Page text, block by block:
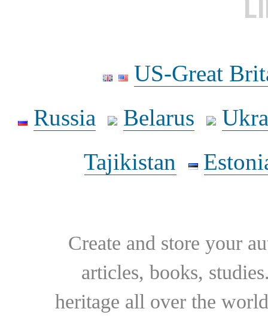
US-Great
Russia
Belarus
Tajikistan
Create and store your
articles, books,
heritage all over the